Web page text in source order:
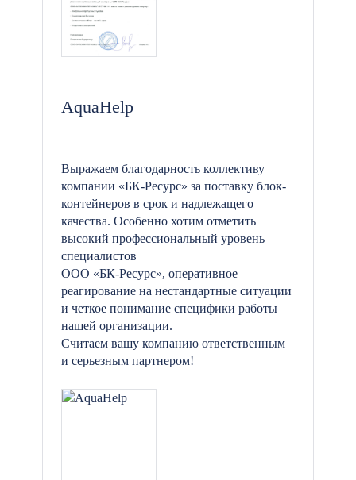
AquaHelp
Выражаем благодарность коллективу
компании «БК-Ресурс» за поставку блок-
контейнеров в срок и надлежащего
качества. Особенно хотим отметить
высокий профессиональный уровень
специалистов
ООО «БК-Ресурс», оперативное
реагирование на нестандартные ситуации
и четкое понимание специфики работы
нашей организации.
Считаем вашу компанию ответственным
и серьезным партнером!